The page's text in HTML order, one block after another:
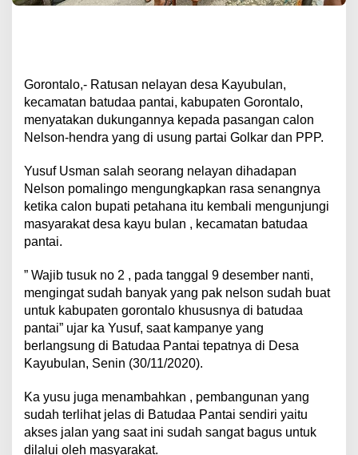
Gorontalo,- Ratusan nelayan desa Kayubulan,
kecamatan batudaa pantai, kabupaten Gorontalo,
menyatakan dukungannya kepada pasangan calon
Nelson-hendra yang di usung partai Golkar dan PPP.
Yusuf Usman salah seorang nelayan dihadapan
Nelson pomalingo mengungkapkan rasa senangnya
ketika calon bupati petahana itu kembali mengunjungi
masyarakat desa kayu bulan , kecamatan batudaa
pantai.
” Wajib tusuk no 2 , pada tanggal 9 desember nanti,
mengingat sudah banyak yang pak nelson sudah buat
untuk kabupaten gorontalo khususnya di batudaa
pantai” ujar ka Yusuf, saat kampanye yang
berlangsung di Batudaa Pantai tepatnya di Desa
Kayubulan, Senin (30/11/2020).
Ka yusu juga menambahkan , pembangunan yang
sudah terlihat jelas di Batudaa Pantai sendiri yaitu
akses jalan yang saat ini sudah sangat bagus untuk
dilalui oleh masyarakat.